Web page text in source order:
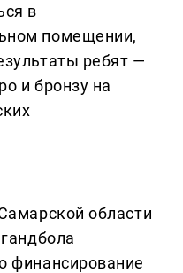
в
помещении,
ребят —
и бронзу на
области
финансирование